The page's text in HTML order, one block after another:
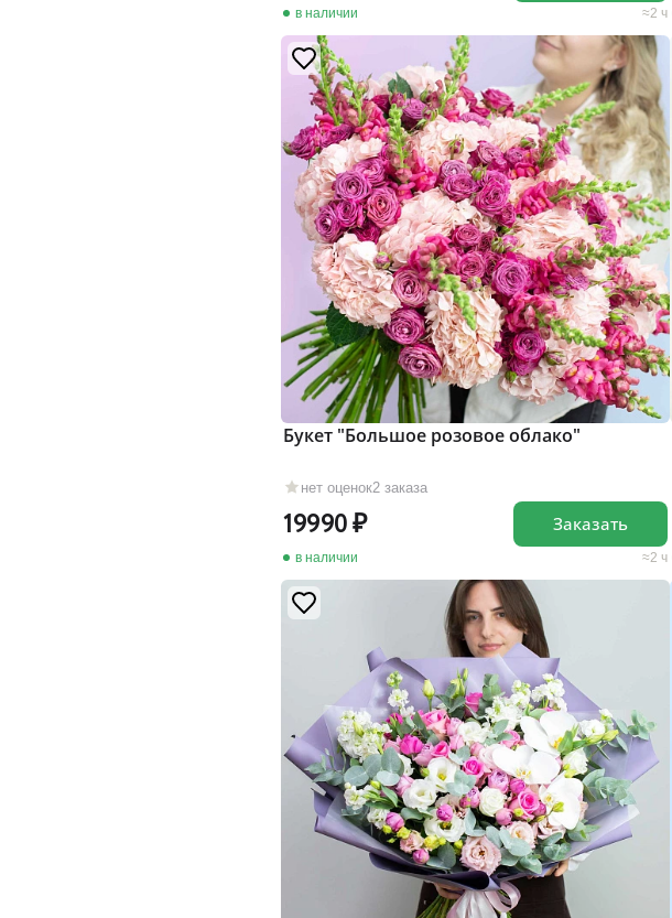
в наличии 2 ч
нет оценок2 заказа
Букет "Большое розовое облако"
19990
в наличии 2 ч
Заказать